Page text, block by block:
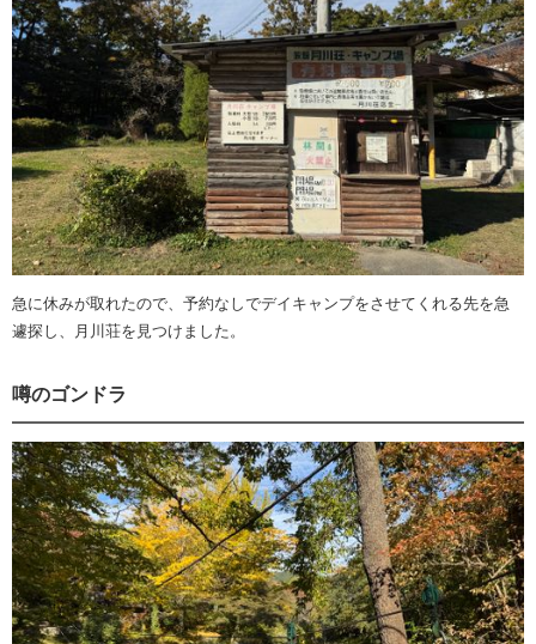
急に休みが取れたので、予約なしでデイキャンプをさせてくれる先を急
遽探し、月川荘を見つけました。
噂のゴンドラ